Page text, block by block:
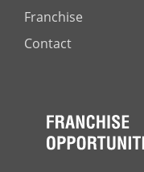
Franchise
Contact